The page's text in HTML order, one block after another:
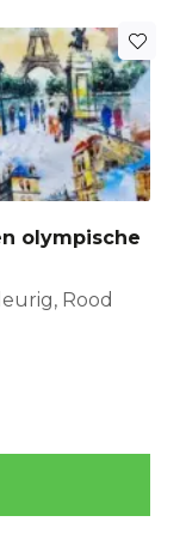
olympische
Rood